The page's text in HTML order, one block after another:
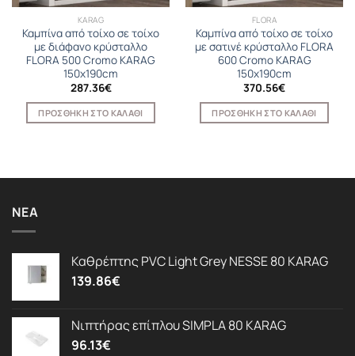
KARAG
Καμπίνα από τοίχο σε τοίχο
με διάφανο κρύσταλλο
FLORA 500 Cromo KARAG
150x190cm
287.36€
ΠΡΟΣΘΉΚΗ ΣΤΟ ΚΑΛΆΘΙ
FLORA
Καμπίνα από τοίχο σε τοίχο
με σατινέ κρύσταλλο FLORA
600 Cromo KARAG
150x190cm
370.56€
ΠΡΟΣΘΉΚΗ ΣΤΟ ΚΑΛΆΘΙ
ΝΈΑ
Καθρέπτης PVC Light Grey NESSE 80 KARAG
139.86€
Νιπτήρας επίπλου SIMPLA 80 KARAG
96.13€